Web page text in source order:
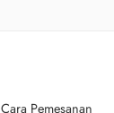
Cara Pemesanan